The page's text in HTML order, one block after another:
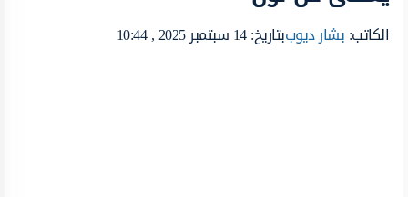
الكاتب:بشار ديوببتاريخ: 14 سبتمبر 2025 , 10:44